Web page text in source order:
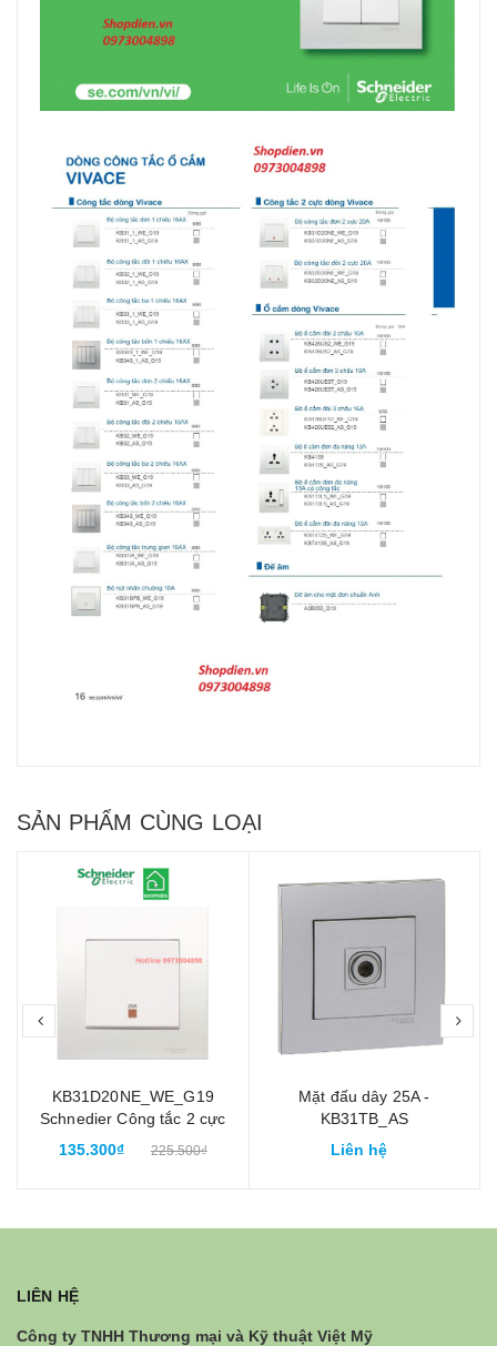
SẢN PHẨM CÙNG LOẠI
KB31D20NE_WE_G19
Schnedier Công tắc 2 cực
20A bình nóng lạnh Vivace
135.300₫ 225.500₫
Mặt đấu dây 25A -
KB31TB_AS
Liên hệ
LIÊN HỆ
Công ty TNHH Thương mại và Kỹ thuật Việt Mỹ